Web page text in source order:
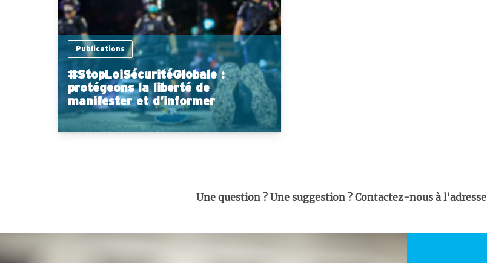
Publications
#StopLoiSécuritéGlobale :
protégeons la liberté de
manifester et d’informer
Une question ? Une suggestion ? Contactez-nous à l’adresse